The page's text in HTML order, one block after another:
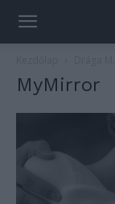
MyMirror